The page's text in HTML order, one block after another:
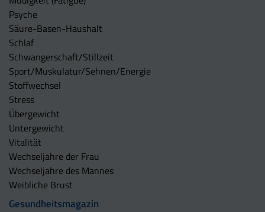
Psyche
Säure-Basen-Haushalt
Schlaf
Schwangerschaft/Stillzeit
Sport/Muskulatur/Sehnen/Energie
Stoffwechsel
Stress
Übergewicht
Untergewicht
Vitalität
Wechseljahre der Frau
Wechseljahre des Mannes
Weibliche Brust
Gesundheitsmagazin